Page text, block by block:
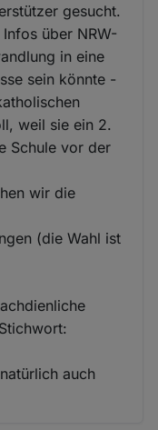
gesucht.
über NRW-
in eine
sein könnte -
weil sie ein 2.
Schule vor der
wir die
(die Wahl ist
auch